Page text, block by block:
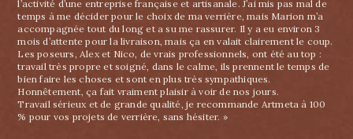
l’activité d’une entreprise française et artisanale. J’ai mis pas mal de
temps à me décider pour le choix de ma verrière, mais Marion m’a
accompagnée tout du long et a su me rassurer. Il y a eu environ 3
mois d’attente pour la livraison, mais ça en valait clairement le coup.
Les poseurs, Alex et Nico, de vrais professionnels, ont été au top :
travail très propre et soigné, dans le calme, ils prennent le temps de
bien faire les choses et sont en plus très sympathiques.
Honnêtement, ça fait vraiment plaisir à voir de nos jours.
Travail sérieux et de grande qualité, je recommande Artmeta à 100
% pour vos projets de verrière, sans hésiter. »